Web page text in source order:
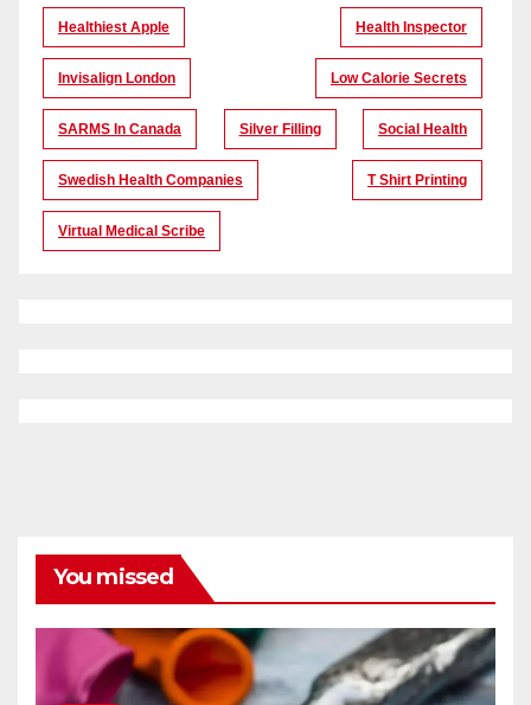
Healthiest Apple Health Inspector
Invisalign London Low Calorie Secrets
SARMS In Canada Silver Filling Social Health
Swedish Health Companies T Shirt Printing
Virtual Medical Scribe
You missed